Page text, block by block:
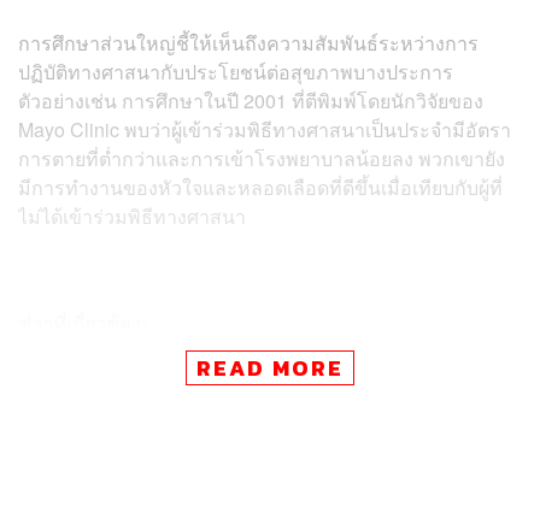
การศึกษาส่วนใหญ่ชี้ให้เห็นถึงความสัมพันธ์ระหว่างการ
ปฏิบัติทางศาสนากับประโยชน์ต่อสุขภาพบางประการ
ตัวอย่างเช่น การศึกษาในปี 2001 ที่ตีพิมพ์โดยนักวิจัยของ
Mayo Clinic พบว่าผู้เข้าร่วมพิธีทางศาสนาเป็นประจำมีอัตรา
การตายที่ต่ำกว่าและการเข้าโรงพยาบาลน้อยลง พวกเขายัง
มีการทำงานของหัวใจและหลอดเลือดที่ดีขึ้นเมื่อเทียบกับผู้ที่
ไม่ได้เข้าร่วมพิธีทางศาสนา
‘บิล เกตส์’ เยือนจีน เตรียมหารือด้านการเปลี่ยนแปลงส
ภาพภูมิอากาศและด้านสุขภาพ
READ MORE